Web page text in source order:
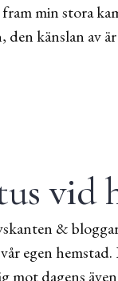
min stora
den känslan av
vid
&
egen
mot dagens